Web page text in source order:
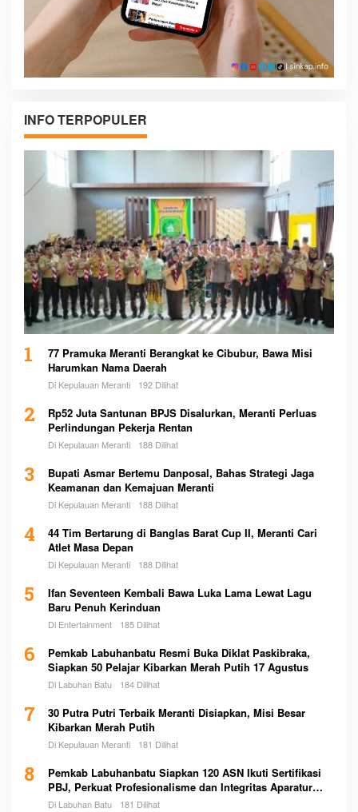
INFO TERPOPULER
1
77 Pramuka Meranti Berangkat ke Cibubur, Bawa Misi
Harumkan Nama Daerah
Di Kepulauan Meranti 192 Dilihat
2
Rp52 Juta Santunan BPJS Disalurkan, Meranti Perluas
Perlindungan Pekerja Rentan
Di Kepulauan Meranti 188 Dilihat
3
Bupati Asmar Bertemu Danposal, Bahas Strategi Jaga
Keamanan dan Kemajuan Meranti
Di Kepulauan Meranti 188 Dilihat
4
44 Tim Bertarung di Banglas Barat Cup II, Meranti Cari
Atlet Masa Depan
Di Kepulauan Meranti 188 Dilihat
5
Ifan Seventeen Kembali Bawa Luka Lama Lewat Lagu
Baru Penuh Kerinduan
Di Entertainment 185 Dilihat
6
Pemkab Labuhanbatu Resmi Buka Diklat Paskibraka,
Siapkan 50 Pelajar Kibarkan Merah Putih 17 Agustus
Di Labuhan Batu 184 Dilihat
7
30 Putra Putri Terbaik Meranti Disiapkan, Misi Besar
Kibarkan Merah Putih
Di Kepulauan Meranti 181 Dilihat
8
Pemkab Labuhanbatu Siapkan 120 ASN Ikuti Sertifikasi
PBJ, Perkuat Profesionalisme dan Integritas Aparatur
Pemerintah
Di Labuhan Batu 181 Dilihat